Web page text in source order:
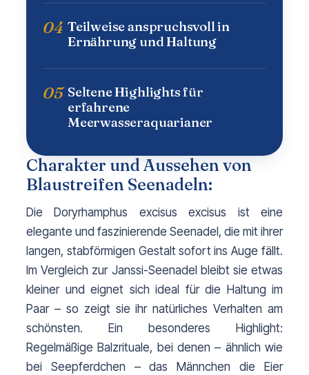
04 Teilweise anspruchsvoll in
Ernährung und Haltung
05 Seltene Highlights für
erfahrene
Meerwasseraquarianer
Charakter und Aussehen von
Blaustreifen Seenadeln:
Die Doryrhamphus excisus excisus ist eine
elegante und faszinierende Seenadel, die mit ihrer
langen, stabförmigen Gestalt sofort ins Auge fällt.
Im Vergleich zur Janssi-Seenadel bleibt sie etwas
kleiner und eignet sich ideal für die Haltung im
Paar – so zeigt sie ihr natürliches Verhalten am
schönsten. Ein besonderes Highlight:
Regelmäßige Balzrituale, bei denen – ähnlich wie
bei Seepferdchen – das Männchen die Eier